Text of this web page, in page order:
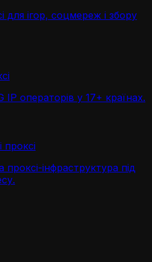
для ігор, соцмереж і збору
IP операторів у 17+ країнах.
проксі
проксі-інфраструктура під